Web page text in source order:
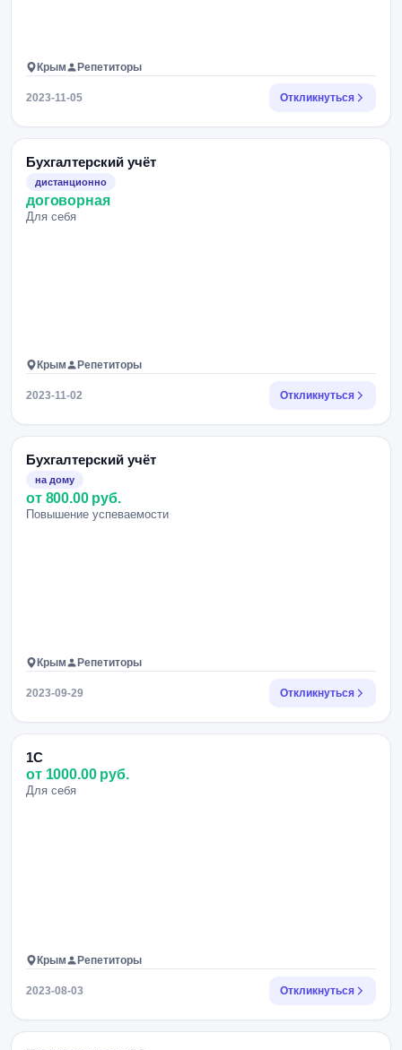
Крым Репетиторы
2023-11-05 Откликнуться
Бухгалтерский учёт
дистанционно
договорная
Для себя
Крым Репетиторы
2023-11-02 Откликнуться
Бухгалтерский учёт
на дому
от 800.00 руб.
Повышение успеваемости
Крым Репетиторы
2023-09-29 Откликнуться
1С
от 1000.00 руб.
Для себя
Крым Репетиторы
2023-08-03 Откликнуться